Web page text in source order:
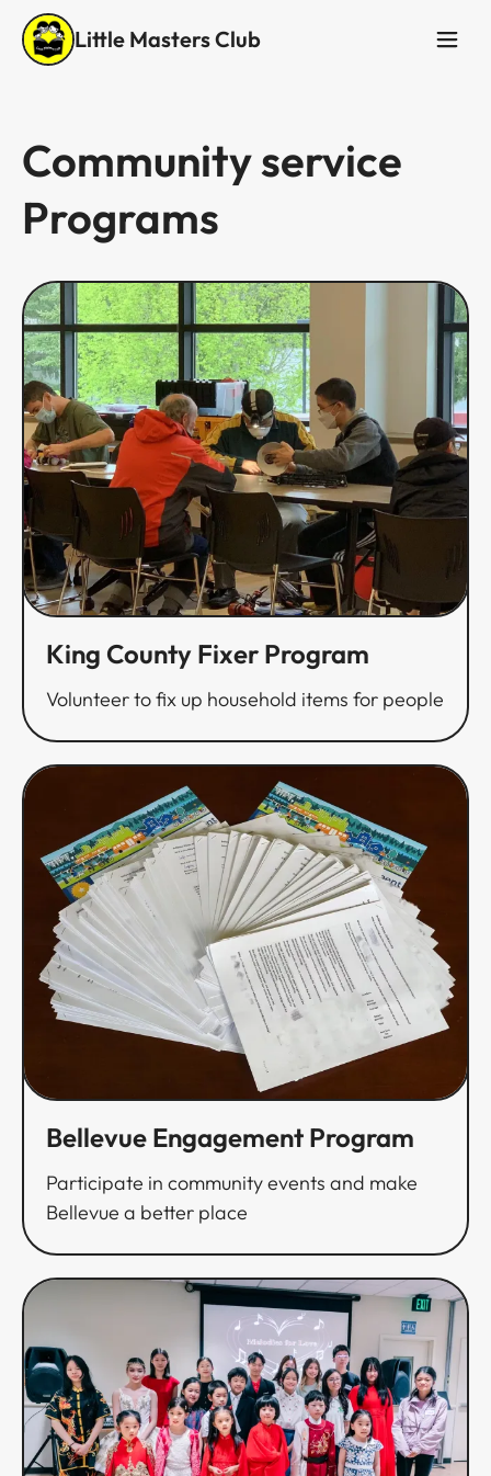
Little Masters Club
Community service
Programs
King County Fixer Program​​​​‌ ‍ ​‍​‍‌‍ ‌ ​‍‌‍‍‌‌‍‌ ‌‍‍‌‌‍ ‍​‍​‍​ ‍‍​‍​‍‌ ​ ‌‍​‌‌‍ ‍‌‍‍‌‌ ‌​‌ ‍‌​‍ ‍‌‍‍‌‌‍ ​‍​‍​‍ ​​‍​‍‌‍‍​‌ ​‍‌‍‌‌‌‍‌‍​‍​‍​ ‍‍​‍​‍‌‍‍​‌ ‌​‌ ‌​‌ ​​​ ‍‍​‍ ​‍ ‌‍ ​‌‍ ‌‍​ ‌‍​‌‌‍ ​‌‍‍​‌‍ ‌ ​ ‌ ‌​​ ‍‍​ ​ ​ ​ ​ ​ ​ ​ ​‍ ‌‍‍‌‌‍ ‍‌ ‌​‌‍‌‌‌‍ ‍‌ ‌​​‍ ‌‍‌‌‌‍‌​‌‍‍‌‌ ‌​​‍ ‌‍ ‌‌‍ ‌‍‌​‌‍‌‌​ ‌‌ ​​‌ ​‍‌‍‌‌‌ ​ ‌‍‌‌‌‍ ‍‌ ‌​‌‍​‌‌ ‌​‌‍‍‌‌‍ ‌‍ ‍​ ‍ ‌‍‍‌‌‍‌​​ ‌​ ‌​‌‍‌‍​ ‌‍​ ​​​ ​‍​ ‌‌‌‍​‌​ ‌‍​‍ ‌‌‍‌‍​ ‌‌‌‍‌‌‌‍​‍​‍ ‌​ ‌​​ ‍​‌‍​‍​ ‌‍​‍ ‌‌‍​‌​ ‍​‌‍​‍​ ‌‍​‍ ‌​ ‌‌​ ​‌​ ‌‌​ ‌ ​ ​‍​ ‌‌​ ‍​‌‍‌‌‌‍‌‍​ ​​‌‍​‌‌‍​‌​ ‍ ‌ ‌​‌ ‍‌‌ ​​‌‍‌‌​ ‌‌ ​​‌ ​‍‌‍ ‌‍‌ ‌ ​‍‌‍​‌‌‍ ‌​ ‍ ‌ ​​‌‍​‌‌ ‌​‌‍‍​​ ‌‌ ‌​‌‍‍‌‌ ‌​‌‍ ​‌‍‌‌​ ‌‍​‍‌‍​‌‌ ​ ‌‍‌‌‌‌‌‌‌ ​‍‌‍ ​​ ‌‌‍‍​‌ ‌​‌ ‌​‌ ​​​‍‌‌​ ​ ‌​​‌​‍‌‌​ ​‍‌​‌‍​‍‌‌​ ​‍‌​‌‍‌‍ ​‌‍ ‌‍​ ‌‍​‌‌‍ ​‌‍‍​‌‍ ‌ ​ ‌ ‌​​‍‌‌​ ​ ‌​​‌​ ​ ​ ​ ​ ​ ​ ​ ​‍‌‍‌‍‍‌‌‍‌​​ ‌​ ‌​‌‍‌‍​ ‌‍​ ​​​ ​‍​ ‌‌‌‍​‌​ ‌‍​‍ ‌‌‍‌‍​ ‌‌‌‍‌‌‌‍​‍​‍ ‌​ ‌​​ ‍​‌‍​‍​ ‌‍​‍ ‌‌‍​‌​ ‍​‌‍​‍​ ‌‍​‍ ‌​ ‌‌​ ​‌​ ‌‌​ ‌ ​ ​‍​ ‌‌​ ‍​‌‍‌‌‌‍‌‍​ ​​‌‍​‌‌‍​‌​‍‌‍‌ ‌​‌ ‍‌‌ ​​‌‍‌‌​ ‌‌ ​​‌ ​‍‌‍ ‌‍‌ ‌ ​‍‌‍​‌‌‍ ‌​‍‌‍‌ ​​‌‍​‌‌ ‌​‌‍‍​​ ‌‌ ‌​‌‍‍‌‌ ‌​‌‍ ​‌‍‌‌​‍​‍‌ ‌
Volunteer to fix up household items for people​​​​‌ ‍ ​‍​‍‌‍ ‌ ​‍‌‍‍‌‌‍‌ ‌‍‍‌‌‍ ‍​‍​‍​ ‍‍​‍​‍‌ ​ ‌‍​‌‌‍ ‍‌‍‍‌‌ ‌​‌ ‍‌​‍ ‍‌‍‍‌‌‍ ​‍​‍​‍ ​​‍​‍‌‍‍​‌ ​‍‌‍‌‌‌‍‌‍​‍​‍​ ‍‍​‍​‍‌‍‍​‌ ‌​‌ ‌​‌ ​​​ ‍‍​‍ ​‍ ‌‍ ​‌‍ ‌‍​ ‌‍​‌‌‍ ​‌‍‍​‌‍ ‌ ​ ‌ ‌​​ ‍‍​ ​ ​ ​ ​ ​ ​ ​ ​‍ ‌‍‍‌‌‍ ‍‌ ‌​‌‍‌‌‌‍ ‍‌ ‌​​‍ ‌‍‌‌‌‍‌​‌‍‍‌‌ ‌​​‍ ‌‍ ‌‌‍ ‌‍‌​‌‍‌‌​ ‌‌ ​​‌ ​‍‌‍‌‌‌ ​ ‌‍‌‌‌‍ ‍‌ ‌​‌‍​‌‌ ‌​‌‍‍‌‌‍ ‌‍ ‍​ ‍ ‌‍‍‌‌‍‌​​ ‌​ ‌​‌‍‌‍​ ‌‍​ ​​​ ​‍​ ‌‌‌‍​‌​ ‌‍​‍ ‌‌‍‌‍​ ‌‌‌‍‌‌‌‍​‍​‍ ‌​ ‌​​ ‍​‌‍​‍​ ‌‍​‍ ‌‌‍​‌​ ‍​‌‍​‍​ ‌‍​‍ ‌​ ‌‌​ ​‌​ ‌‌​ ‌ ​ ​‍​ ‌‌​ ‍​‌‍‌‌‌‍‌‍​ ​​‌‍​‌‌‍​‌​ ‍ ‌ ‌​‌ ‍‌‌ ​​‌‍‌‌​ ‌‌ ​​‌ ​‍‌‍ ‌‍‌ ‌ ​‍‌‍​‌‌‍ ‌​ ‍ ‌ ​​‌‍​‌‌ ‌​‌‍‍​​ ‌‌‍‌​‌‍‌‌‌ ​ ‌‍​ ‌ ​‍‌‍‍‌‌ ​​‌ ‌​‌‍‍‌‌‍ ‌‍ ‍​ ‌‍​‍‌‍​‌‌ ​ ‌‍‌‌‌‌‌‌‌ ​‍‌‍ ​​ ‌‌‍‍​‌ ‌​‌ ‌​‌ ​​​‍‌‌​ ​ ‌​​‌​‍‌‌​ ​‍‌​‌‍​‍‌‌​ ​‍‌​‌‍‌‍ ​‌‍ ‌‍​ ‌‍​‌‌‍ ​‌‍‍​‌‍ ‌ ​ ‌ ‌​​‍‌‌​ ​ ‌​​‌​ ​ ​ ​ ​ ​ ​ ​ ​‍‌‍‌‍‍‌‌‍‌​​ ‌​ ‌​‌‍‌‍​ ‌‍​ ​​​ ​‍​ ‌‌‌‍​‌​ ‌‍​‍ ‌‌‍‌‍​ ‌‌‌‍‌‌‌‍​‍​‍ ‌​ ‌​​ ‍​‌‍​‍​ ‌‍​‍ ‌‌‍​‌​ ‍​‌‍​‍​ ‌‍​‍ ‌​ ‌‌​ ​‌​ ‌‌​ ‌ ​ ​‍​ ‌‌​ ‍​‌‍‌‌‌‍‌‍​ ​​‌‍​‌‌‍​‌​‍‌‍‌ ‌​‌ ‍‌‌ ​​‌‍‌‌​ ‌‌ ​​‌ ​‍‌‍ ‌‍‌ ‌ ​‍‌‍​‌‌‍ ‌​‍‌‍‌ ​​‌‍​‌‌ ‌​‌‍‍​​ ‌‌‍‌​‌‍‌‌‌ ​ ‌‍​ ‌ ​‍‌‍‍‌‌ ​​‌ ‌​‌‍‍‌‌‍ ‌‍ ‍​‍​‍‌ ‌
Bellevue Engagement Program​​​​‌ ‍ ​‍​‍‌‍ ‌ ​‍‌‍‍‌‌‍‌ ‌‍‍‌‌‍ ‍​‍​‍​ ‍‍​‍​‍‌ ​ ‌‍​‌‌‍ ‍‌‍‍‌‌ ‌​‌ ‍‌​‍ ‍‌‍‍‌‌‍ ​‍​‍​‍ ​​‍​‍‌‍‍​‌ ​‍‌‍‌‌‌‍‌‍​‍​‍​ ‍‍​‍​‍‌‍‍​‌ ‌​‌ ‌​‌ ​​​ ‍‍​‍ ​‍ ‌‍ ​‌‍ ‌‍​ ‌‍​‌‌‍ ​‌‍‍​‌‍ ‌ ​ ‌ ‌​​ ‍‍​ ​ ​ ​ ​ ​ ​ ​ ​‍ ‌‍‍‌‌‍ ‍‌ ‌​‌‍‌‌‌‍ ‍‌ ‌​​‍ ‌‍‌‌‌‍‌​‌‍‍‌‌ ‌​​‍ ‌‍ ‌‌‍ ‌‍‌​‌‍‌‌​ ‌‌ ​​‌ ​‍‌‍‌‌‌ ​ ‌‍‌‌‌‍ ‍‌ ‌​‌‍​‌‌ ‌​‌‍‍‌‌‍ ‌‍ ‍​ ‍ ‌‍‍‌‌‍‌​​ ‌​ ‌ ​ ​‌​ ‌​‌‍‌​‌‍​ ​ ‍‌​ ​‍​ ​‍​‍ ‌​ ‌​‌‍​‍‌‍​‍​ ​‌​‍ ‌​ ‌​​ ​‍‌‍​ ​ ‍​​‍ ‌‌‍​‌​ ​‍​ ‌​​ ‍​​‍ ‌​ ​‌​ ‌​‌‍​‌‌‍​ ​ ‌ ‌‍‌‌‌‍​‌​ ​​​ ‌‌​ ‌ ​ ​‍‌‍‌‍​ ‍ ‌ ‌​‌ ‍‌‌ ​​‌‍‌‌​ ‌‌ ​​‌ ​‍‌‍ ‌‍‌ ‌ ​‍‌‍​‌‌‍ ‌​ ‍ ‌ ​​‌‍​‌‌ ‌​‌‍‍​​ ‌‌ ‌​‌‍‍‌‌ ‌​‌‍ ​‌‍‌‌​ ‌‍​‍‌‍​‌‌ ​ ‌‍‌‌‌‌‌‌‌ ​‍‌‍ ​​ ‌‌‍‍​‌ ‌​‌ ‌​‌ ​​​‍‌‌​ ​ ‌​​‌​‍‌‌​ ​‍‌​‌‍​‍‌‌​ ​‍‌​‌‍‌‍ ​‌‍ ‌‍​ ‌‍​‌‌‍ ​‌‍‍​‌‍ ‌ ​ ‌ ‌​​‍‌‌​ ​ ‌​​‌​ ​ ​ ​ ​ ​ ​ ​ ​‍‌‍‌‍‍‌‌‍‌​​ ‌​ ‌ ​ ​‌​ ‌​‌‍‌​‌‍​ ​ ‍‌​ ​‍​ ​‍​‍ ‌​ ‌​‌‍​‍‌‍​‍​ ​‌​‍ ‌​ ‌​​ ​‍‌‍​ ​ ‍​​‍ ‌‌‍​‌​ ​‍​ ‌​​ ‍​​‍ ‌​ ​‌​ ‌​‌‍​‌‌‍​ ​ ‌ ‌‍‌‌‌‍​‌​ ​​​ ‌‌​ ‌ ​ ​‍‌‍‌‍​‍‌‍‌ ‌​‌ ‍‌‌ ​​‌‍‌‌​ ‌‌ ​​‌ ​‍‌‍ ‌‍‌ ‌ ​‍‌‍​‌‌‍ ‌​‍‌‍‌ ​​‌‍​‌‌ ‌​‌‍‍​​ ‌‌ ‌​‌‍‍‌‌ ‌​‌‍ ​‌‍‌‌​‍​‍‌ ‌
Participate in community events and make
Bellevue a better place​​​​‌ ‍ ​‍​‍‌‍ ‌ ​‍‌‍‍‌‌‍‌ ‌‍‍‌‌‍ ‍​‍​‍​ ‍‍​‍​‍‌ ​ ‌‍​‌‌‍ ‍‌‍‍‌‌ ‌​‌ ‍‌​‍ ‍‌‍‍‌‌‍ ​‍​‍​‍ ​​‍​‍‌‍‍​‌ ​‍‌‍‌‌‌‍‌‍​‍​‍​ ‍‍​‍​‍‌‍‍​‌ ‌​‌ ‌​‌ ​​​ ‍‍​‍ ​‍ ‌‍ ​‌‍ ‌‍​ ‌‍​‌‌‍ ​‌‍‍​‌‍ ‌ ​ ‌ ‌​​ ‍‍​ ​ ​ ​ ​ ​ ​ ​ ​‍ ‌‍‍‌‌‍ ‍‌ ‌​‌‍‌‌‌‍ ‍‌ ‌​​‍ ‌‍‌‌‌‍‌​‌‍‍‌‌ ‌​​‍ ‌‍ ‌‌‍ ‌‍‌​‌‍‌‌​ ‌‌ ​​‌ ​‍‌‍‌‌‌ ​ ‌‍‌‌‌‍ ‍‌ ‌​‌‍​‌‌ ‌​‌‍‍‌‌‍ ‌‍ ‍​ ‍ ‌‍‍‌‌‍‌​​ ‌​ ‌ ​ ​‌​ ‌​‌‍‌​‌‍​ ​ ‍‌​ ​‍​ ​‍​‍ ‌​ ‌​‌‍​‍‌‍​‍​ ​‌​‍ ‌​ ‌​​ ​‍‌‍​ ​ ‍​​‍ ‌‌‍​‌​ ​‍​ ‌​​ ‍​​‍ ‌​ ​‌​ ‌​‌‍​‌‌‍​ ​ ‌ ‌‍‌‌‌‍​‌​ ​​​ ‌‌​ ‌ ​ ​‍‌‍‌‍​ ‍ ‌ ‌​‌ ‍‌‌ ​​‌‍‌‌​ ‌‌ ​​‌ ​‍‌‍ ‌‍‌ ‌ ​‍‌‍​‌‌‍ ‌​ ‍ ‌ ​​‌‍​‌‌ ‌​‌‍‍​​ ‌‌‍‌​‌‍‌‌‌ ​ ‌‍​ ‌ ​‍‌‍‍‌‌ ​​‌ ‌​‌‍‍‌‌‍ ‌‍ ‍​ ‌‍​‍‌‍​‌‌ ​ ‌‍‌‌‌‌‌‌‌ ​‍‌‍ ​​ ‌‌‍‍​‌ ‌​‌ ‌​‌ ​​​‍‌‌​ ​ ‌​​‌​‍‌‌​ ​‍‌​‌‍​‍‌‌​ ​‍‌​‌‍‌‍ ​‌‍ ‌‍​ ‌‍​‌‌‍ ​‌‍‍​‌‍ ‌ ​ ‌ ‌​​‍‌‌​ ​ ‌​​‌​ ​ ​ ​ ​ ​ ​ ​ ​‍‌‍‌‍‍‌‌‍‌​​ ‌​ ‌ ​ ​‌​ ‌​‌‍‌​‌‍​ ​ ‍‌​ ​‍​ ​‍​‍ ‌​ ‌​‌‍​‍‌‍​‍​ ​‌​‍ ‌​ ‌​​ ​‍‌‍​ ​ ‍​​‍ ‌‌‍​‌​ ​‍​ ‌​​ ‍​​‍ ‌​ ​‌​ ‌​‌‍​‌‌‍​ ​ ‌ ‌‍‌‌‌‍​‌​ ​​​ ‌‌​ ‌ ​ ​‍‌‍‌‍​‍‌‍‌ ‌​‌ ‍‌‌ ​​‌‍‌‌​ ‌‌ ​​‌ ​‍‌‍ ‌‍‌ ‌ ​‍‌‍​‌‌‍ ‌​‍‌‍‌ ​​‌‍​‌‌ ‌​‌‍‍​​ ‌‌‍‌​‌‍‌‌‌ ​ ‌‍​ ‌ ​‍‌‍‍‌‌ ​​‌ ‌​‌‍‍‌‌‍ ‌‍ ‍​‍​‍‌ ‌